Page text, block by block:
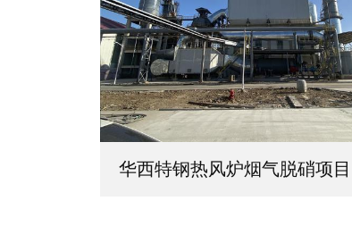
华西特钢热风炉烟气脱硝项目